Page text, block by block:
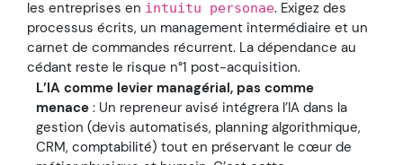
les entreprises en intuitu personae. Exigez des
processus écrits, un management intermédiaire et un
carnet de commandes récurrent. La dépendance au
cédant reste le risque n°1 post-acquisition.
L’IA comme levier managérial, pas comme
menace : Un repreneur avisé intégrera l’IA dans la
gestion (devis automatisés, planning algorithmique,
CRM, comptabilité) tout en préservant le cœur de